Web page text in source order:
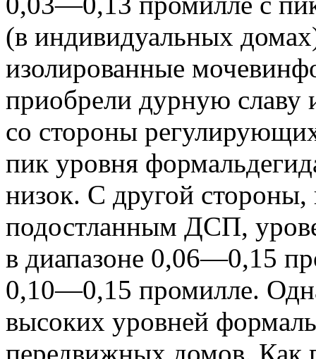
(в индивидуальных
изолированные
приобрели дурную славу
со стороны
пик уровня
низок. С другой
подостланным ДСП,
в диапазоне 0,06—0,15
0,10—0,15 промилле.
высоких уровней